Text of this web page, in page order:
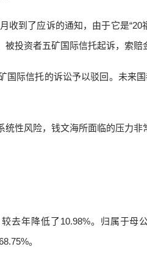
收到了应诉的通知，由于它是
投资者五矿国际信托起诉，索赔
国际信托的诉讼予以驳回。未来
性风险，钱文海所面临的压力非
去年降低了10.98%。归属于母
。